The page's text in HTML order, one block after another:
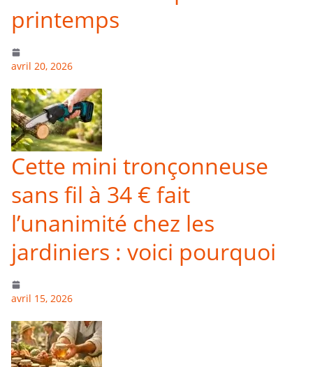
printemps
avril 20, 2026
Cette mini tronçonneuse
sans fil à 34 € fait
l’unanimité chez les
jardiniers : voici pourquoi
avril 15, 2026